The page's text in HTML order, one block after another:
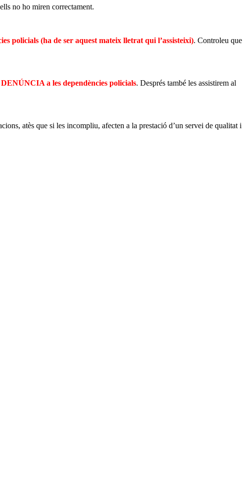
no ho miren correctament.
policials (ha de ser aquest mateix lletrat qui l’assisteixi). Controleu que
a les dependències policials. Després també les assistirem al
atès que si les incompliu, afecten a la prestació d’un servei de qualitat i